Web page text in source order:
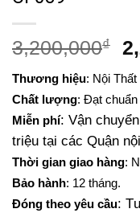
3,200,000₫
Thương hiệu: Nội
Chất lượng: Đạt chuẩn
Miễn phí: Vận
triệu tại các Quận
Thời gian giao hàng:
Bảo hành: 12 tháng.
Đóng theo yêu cầu: